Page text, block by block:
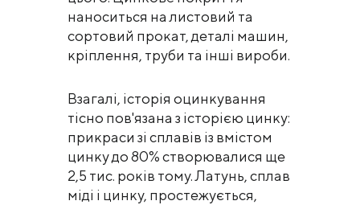
наноситься на листовий та
сортовий прокат, деталі машин,
кріплення, труби та інші вироби.
Взагалі, історія оцинкування
тісно пов'язана з історією цинку:
прикраси зі сплавів із вмістом
цинку до 80% створювалися ще
2,5 тис. років тому. Латунь, сплав
міді і цинку, простежується,